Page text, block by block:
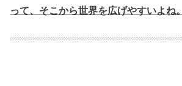
って、そこから世界を広げやすいよね。